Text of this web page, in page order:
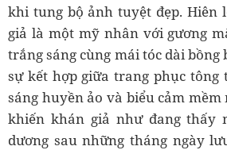
khi tung bộ ảnh tuyệt đẹp. Hiên
giả là một mỹ nhân với gương
trắng sáng cùng mái tóc dài bồng
sự kết hợp giữa trang phục tông
sáng huyền ảo và biểu cảm mềm
khiến khán giả như đang thấy
dương sau những tháng ngày